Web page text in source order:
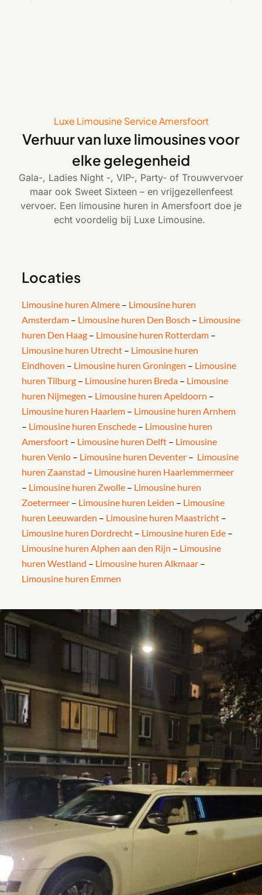
Luxe Limousine Service Amersfoort
Verhuur van luxe limousines voor
elke gelegenheid
Gala-, Ladies Night -, VIP-, Party- of Trouwvervoer
maar ook Sweet Sixteen – en vrijgezellenfeest
vervoer. Een limousine huren in Amersfoort doe je
echt voordelig bij Luxe Limousine.
Locaties
Limousine huren Almere– Limousine huren
Amsterdam– Limousine huren Den Bosch – Limousine
huren Den Haag– Limousine huren Rotterdam–
Limousine huren Utrecht– Limousine huren
Eindhoven – Limousine huren Groningen – Limousine
huren Tilburg– Limousine huren Breda– Limousine
huren Nijmegen – Limousine huren Apeldoorn –
Limousine huren Haarlem– Limousine huren Arnhem
– Limousine huren Enschede– Limousine huren
Amersfoort– Limousine huren Delft– Limousine
huren Venlo– Limousine huren Deventer– Limousine
huren Zaanstad – Limousine huren Haarlemmermeer
– Limousine huren Zwolle– Limousine huren
Zoetermeer– Limousine huren Leiden – Limousine
huren Leeuwarden – Limousine huren Maastricht–
Limousine huren Dordrecht– Limousine huren Ede–
Limousine huren Alphen aan den Rijn – Limousine
huren Westland – Limousine huren Alkmaar–
Limousine huren Emmen